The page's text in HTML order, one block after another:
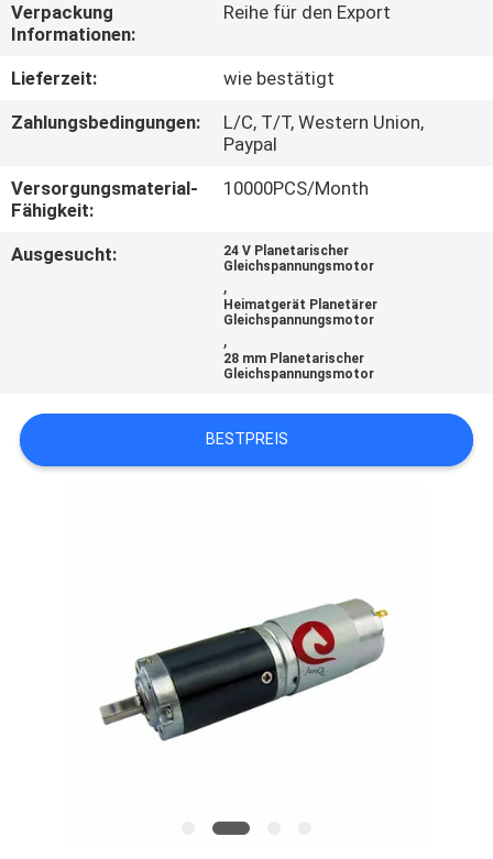
KONTAKT
MIT
UNS
NEUIGKEITEN
BITTE UM
DATENSCHUTZRICHTLINIE
Verpackung
Informationen:
Reihe für den Export
Lieferzeit:
wie bestätigt
Zahlungsbedingungen:
L/C, T/T, Western Union,
Paypal
Versorgungsmaterial-
Fähigkeit:
10000PCS/Month
Ausgesucht:
24 V Planetarischer
Gleichspannungsmotor
,
Heimatgerät Planetärer
Gleichspannungsmotor
,
28 mm Planetarischer
Gleichspannungsmotor
BESTPREIS